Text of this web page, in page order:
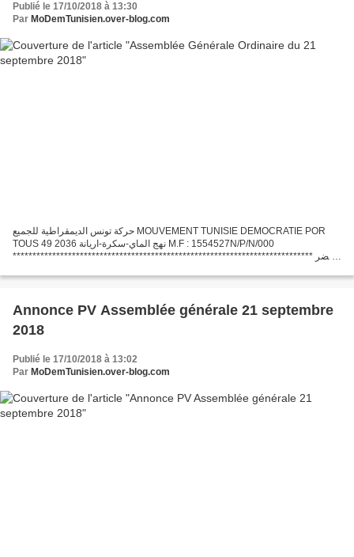
Publié le 17/10/2018 à 13:30
Par MoDemTunisien.over-blog.com
حركة تونس الديمقراطية للجميع MOUVEMENT TUNISIE DEMOCRATIE POR
TOUS 49 نهج الماي-سكرة-اريانة 2036 M.F : 1554527N/P/N/000
**************************************************************************** محضر
Annonce PV Assemblée générale 21 septembre
2018
Publié le 17/10/2018 à 13:02
Par MoDemTunisien.over-blog.com